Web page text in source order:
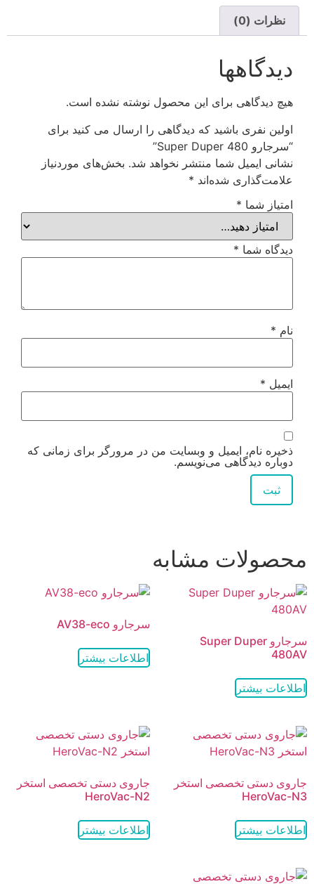
نظرات (0)
دیدگاهها
هیچ دیدگاهی برای این محصول نوشته نشده است.
اولین نفری باشید که دیدگاهی را ارسال می کنید برای
“سرجارو Super Duper 480”
نشانی ایمیل شما منتشر نخواهد شد. بخش‌های موردنیاز
علامت‌گذاری شده‌اند *
امتیاز شما *
دیدگاه شما *
نام *
ایمیل *
ذخیره نام، ایمیل و وبسایت من در مرورگر برای زمانی که
دوباره دیدگاهی می‌نویسم.
محصولات مشابه
سرجارو Super Duper
480AV
اطلاعات بیشتر
سرجارو AV38-eco
اطلاعات بیشتر
جاروی دستی تخصصی استخر
HeroVac-N3
اطلاعات بیشتر
جاروی دستی تخصصی استخر
HeroVac-N2
اطلاعات بیشتر